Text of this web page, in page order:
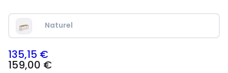
Naturel
159,00
€
135,15 €
159,00 €